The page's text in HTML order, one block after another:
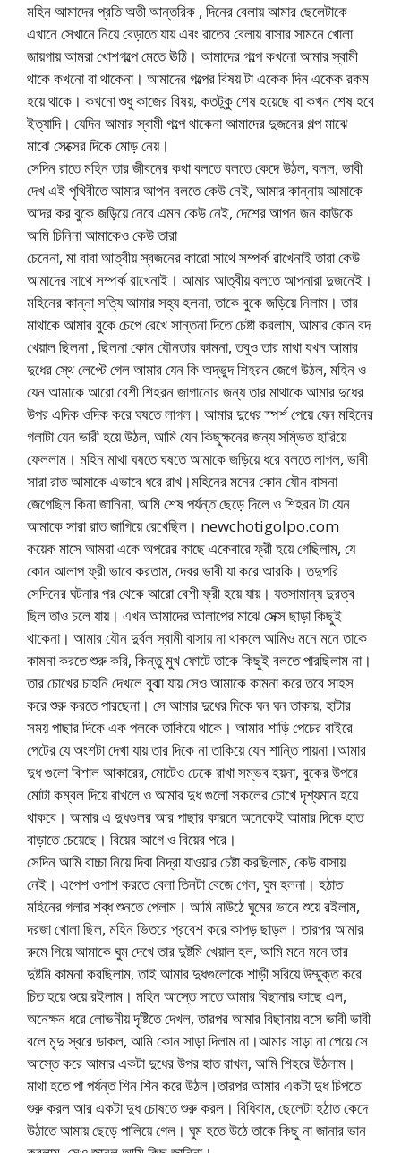
মহিন আমাদের প্রতি অতী আন্তরিক , দিনের বেলায় আমার ছেলেটাকে
এখানে সেখানে নিয়ে বেড়াতে যায় এবং রাতের বেলায় বাসার সামনে খোলা
জায়গায় আমরা খোশগল্পে মেতে ঊঠি। আমাদের গল্পে কখনো আমার স্বামী
থাকে কখনো বা থাকেনা। আমাদের গল্পের বিষয় টা একেক দিন একেক রকম
হয়ে থাকে। কখনো শুধু কাজের বিষয়, কতটুকু শেষ হয়েছে বা কখন শেষ হবে
ইত্যাদি। যেদিন আমার স্বামী গল্পে থাকেনা আমাদের দুজনের গল্প মাঝে
মাঝে সেক্সের দিকে মোড় নেয়।
সেদিন রাতে মহিন তার জীবনের কথা বলতে বলতে কেদে উঠল, বলল, ভাবী
দেখ এই পৃথিবীতে আমার আপন বলতে কেউ নেই, আমার কান্নায় আমাকে
আদর কর বুকে জড়িয়ে নেবে এমন কেউ নেই, দেশের আপন জন কাউকে
আমি চিনিনা আমাকেও কেউ তারা
চেনেনা, মা বাবা আত্বীয় স্বজনের কারো সাথে সম্পর্ক রাখেনাই তারা কেউ
আমাদের সাথে সম্পর্ক রাখেনাই। আমার আত্বীয় বলতে আপনারা দুজনেই।
মহিনের কান্না সত্যি আমার সহ্য হলনা, তাকে বুকে জড়িয়ে নিলাম। তার
মাথাকে আমার বুকে চেপে রেখে সান্তনা দিতে চেষ্টা করলাম, আমার কোন বদ
খেয়াল ছিলনা , ছিলনা কোন যৌনতার কামনা, তবুও তার মাথা যখন আমার
দুধের স্থে লেপ্টে গেল আমার যেন কি অদ্ভুদ শিহরন জেগে উঠল, মহিন ও
যেন আমাকে আরো বেশী শিহরন জাগানোর জন্য তার মাথাকে আমার দুধের
উপর এদিক ওদিক করে ঘষতে লাগল। আমার দুধের স্পর্শ পেয়ে যেন মহিনের
গলাটা যেন ভারী হয়ে উঠল, আমি যেন কিছুক্ষনের জন্য সম্ভিত হারিয়ে
ফেললাম। মহিন মাথা ঘষতে ঘষতে আমাকে জড়িয়ে ধরে বলতে লাগল, ভাবী
সারা রাত আমাকে এভাবে ধরে রাখ।মহিনের মনের কোন যৌন বাসনা
জেগেছিল কিনা জানিনা, আমি শেষ পর্যন্ত ছেড়ে দিলে ও শিহরন টা যেন
আমাকে সারা রাত জাগিয়ে রেখেছিল। newchotigolpo.com
কয়েক মাসে আমরা একে অপরের কাছে একেবারে ফ্রী হয়ে গেছিলাম, যে
কোন আলাপ ফ্রী ভাবে করতাম, দেবর ভাবী যা করে আরকি। তদুপরি
সেদিনের ঘটনার পর থেকে আরো বেশী ফ্রী হয়ে যায়। যতসামান্য দুরত্ব
ছিল তাও চলে যায়। এখন আমাদের আলাপের মাঝে সেক্স ছাড়া কিছুই
থাকেনা। আমার যৌন দুর্বল স্বামী বাসায় না থাকলে আমিও মনে মনে তাকে
কামনা করতে শুরু করি, কিন্তু মুখ ফোটে তাকে কিছুই বলতে পারছিলাম না।
তার চোখের চাহনি দেখলে বুঝা যায় সেও আমাকে কামনা করে তবে সাহস
করে শুরু করতে পারছেনা। সে আমার দুধের দিকে ঘন ঘন তাকায়, হাটার
সময় পাছার দিকে এক পলকে তাকিয়ে থাকে। আমার শাড়ি পেচের বাইরে
পেটের যে অংশটা দেখা যায় তার দিকে না তাকিয়ে যেন শান্তি পায়না।আমার
দুধ গুলো বিশাল আকারের, মোটেও ঢেকে রাখা সম্ভব হয়না, বুকের উপরে
মোটা কম্বল দিয়ে রাখলে ও আমার দুধ গুলো সকলের চোখে দৃশ্যমান হয়ে
থাকবে। আমার এ দুধগুলর আর পাছার কারনে অনেকেই আমার দিকে হাত
বাড়াতে চেয়েছে। বিয়ের আগে ও বিয়ের পরে।
সেদিন আমি বাচ্চা নিয়ে দিবা নিদ্রা যাওয়ার চেষ্টা করছিলাম, কেউ বাসায়
নেই। এপেশ ওপাশ করতে বেলা তিনটা বেজে গেল, ঘুম হলনা। হঠাত
মহিনের গলার শব্ধ শুনতে পেলাম। আমি নাউঠে ঘুমের ভানে শুয়ে রইলাম,
দরজা খোলা ছিল, মহিন ভিতরে প্রবেশ করে কাপড় ছাড়ল। তারপর আমার
রুমে গিয়ে আমাকে ঘুম দেখে তার দুষ্টমি খেয়াল হল, আমি মনে মনে তার
দুষ্টমি কামনা করছিলাম, তাই আমার দুধগুলোকে শাড়ী সরিয়ে উম্মুক্ত করে
চিত হয়ে শুয়ে রইলাম। মহিন আস্তে সাতে আমার বিছানার কাছে এল,
অনেক্ষন ধরে লোভনীয় দৃষ্টিতে দেখল, তারপর আমার বিছানায় বসে ভাবী ভাবী
বলে মৃদু স্বরে ডাকল, আমি কোন সাড়া দিলাম না।আমার সাড়া না পেয়ে সে
আস্তে করে আমার একটা দুধের উপর হাত রাখল, আমি শিহরে উঠলাম।
মাথা হতে পা পর্যন্ত শিন শিন করে উঠল।তারপর আমার একটা দুধ চিপতে
শুরু করল আর একটা দুধ চোষতে শুরু করল। বিধিবাম, ছেলেটা হঠাত কেদে
উঠাতে আমায় ছেড়ে পালিয়ে গেল। ঘুম হতে উঠে তাকে কিছু না জানার ভান